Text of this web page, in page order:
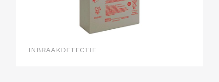
INBRAAKDETECTIE